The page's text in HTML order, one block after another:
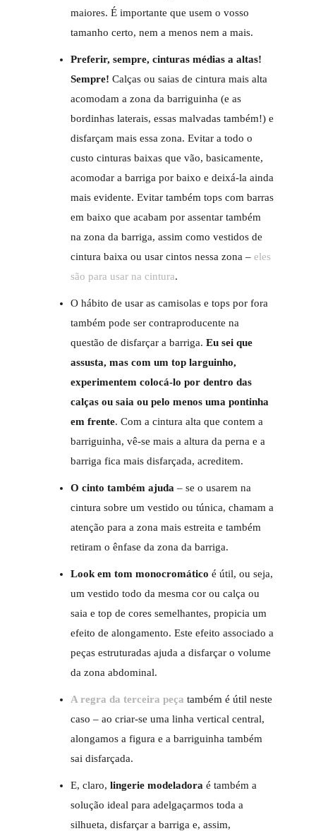
maiores. É importante que usem o vosso
tamanho certo, nem a menos nem a mais.
Preferir, sempre, cinturas médias a altas!
Sempre! Calças ou saias de cintura mais alta
acomodam a zona da barriguinha (e as
bordinhas laterais, essas malvadas também!) e
disfarçam mais essa zona. Evitar a todo o
custo cinturas baixas que vão, basicamente,
acomodar a barriga por baixo e deixá-la ainda
mais evidente. Evitar também tops com barras
em baixo que acabam por assentar também
na zona da barriga, assim como vestidos de
cintura baixa ou usar cintos nessa zona – eles
são para usar na cintura.
O hábito de usar as camisolas e tops por fora
também pode ser contraproducente na
questão de disfarçar a barriga. Eu sei que
assusta, mas com um top larguinho,
experimentem colocá-lo por dentro das
calças ou saia ou pelo menos uma pontinha
em frente. Com a cintura alta que contem a
barriguinha, vê-se mais a altura da perna e a
barriga fica mais disfarçada, acreditem.
O cinto também ajuda – se o usarem na
cintura sobre um vestido ou túnica, chamam a
atenção para a zona mais estreita e também
retiram o ênfase da zona da barriga.
Look em tom monocromático é útil, ou seja,
um vestido todo da mesma cor ou calça ou
saia e top de cores semelhantes, propicia um
efeito de alongamento. Este efeito associado a
peças estruturadas ajuda a disfarçar o volume
da zona abdominal.
A regra da terceira peça também é útil neste
caso – ao criar-se uma linha vertical central,
alongamos a figura e a barriguinha também
sai disfarçada.
E, claro, lingerie modeladora é também a
solução ideal para adelgaçarmos toda a
silhueta, disfarçar a barriga e, assim,